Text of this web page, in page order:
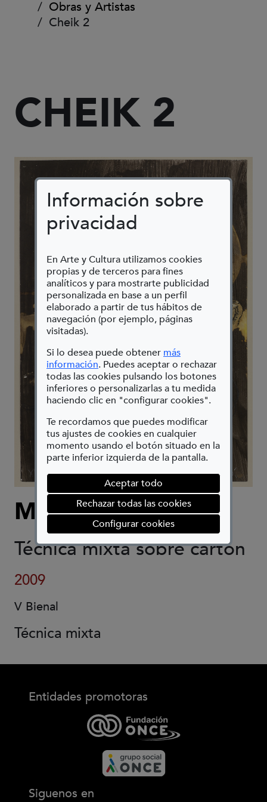
Información sobre
privacidad
En Arte y Cultura utilizamos cookies
propias y de terceros para fines
analíticos y para mostrarte publicidad
personalizada en base a un perfil
elaborado a partir de tus hábitos de
navegación (por ejemplo, páginas
visitadas).
Si lo desea puede obtener más
información(Abre en nueva ventana)
. Puedes aceptar o rechazar
todas las cookies pulsando los botones
inferiores o personalizarlas a tu medida
haciendo clic en "configurar cookies".
Te recordamos que puedes modificar
tus ajustes de cookies en cualquier
momento usando el botón situado en la
parte inferior izquierda de la pantalla.
Aceptar todo
Rechazar todas las cookies
Configurar cookies(abre en ventana
Obras y Artistas
Cheik 2
CHEIK 2
MIQUEL BARCELÓ
Técnica mixta sobre cartón
2009
V Bienal
Técnica mixta
Entidades promotoras
Siguenos en